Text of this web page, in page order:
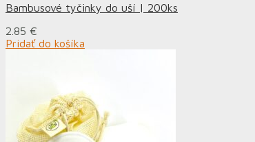
Bambusové tyčinky do uší | 200ks
2.85 €
Pridať do košíka